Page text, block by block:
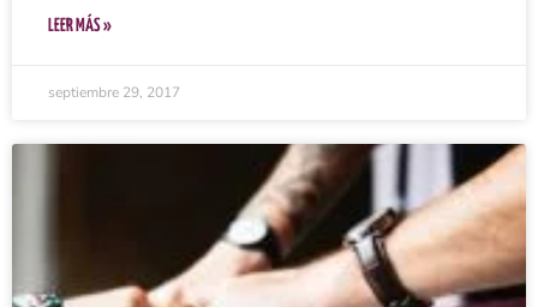
LEER MÁS »
septiembre 29, 2017